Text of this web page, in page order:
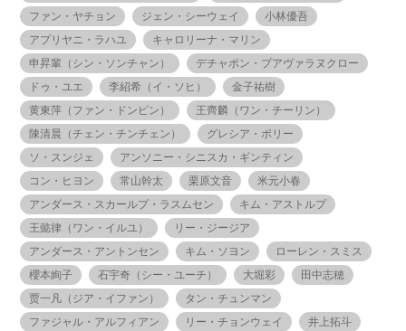
ファン・ヤチョン
ジェン・シーウェイ
小林優吾
アプリヤニ・ラハユ
キャロリーナ・マリン
申昇輩（シン・ソンチャン）
デチャポン・プアヴァラヌクロー
ドゥ・ユエ
李紹希（イ・ソヒ）
金子祐樹
黄東萍（ファン・ドンピン）
王齊麟（ワン・チーリン）
陳清晨（チェン・チンチェン）
グレシア・ポリー
ソ・スンジェ
アンソニー・シニスカ・ギンティン
コン・ヒヨン
常山幹太 栗原文音
米元小春
アンダース・スカールプ・ラスムセン
キム・アストルプ
王懿律（ワン・イルユ）
リー・ジージア
アンダース・アントンセン
キム・ソヨン
ローレン・スミス
櫻本絢子
石宇奇（シー・ユーチ） 大堀彩
田中志穂
贾一凡（ジア・イファン）
タン・チュンマン
ファジャル・アルフィアン
リー・チョンウェイ
井上拓斗